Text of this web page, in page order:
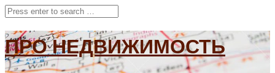
ПРО НЕДВИЖИМОСТЬ